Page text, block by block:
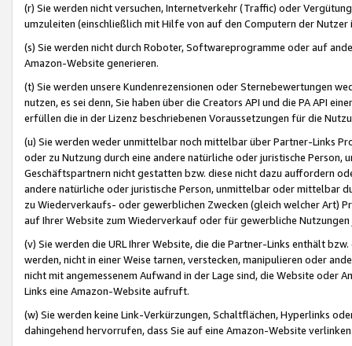
(r) Sie werden nicht versuchen, Internetverkehr (Traffic) oder
umzuleiten (einschließlich mit Hilfe von auf den Computern der
(s) Sie werden nicht durch Roboter, Softwareprogramme oder auf
Amazon-Website generieren.
(t) Sie werden unsere Kundenrezensionen oder Sternebewertungen
nutzen, es sei denn, Sie haben über die Creators API und die PA API
erfüllen die in der Lizenz beschriebenen Voraussetzungen für die
(u) Sie werden weder unmittelbar noch mittelbar über Partner-Links
oder zu Nutzung durch eine andere natürliche oder juristische
Geschäftspartnern nicht gestatten bzw. diese nicht dazu auffordern
andere natürliche oder juristische Person, unmittelbar oder mittelbar
zu Wiederverkaufs- oder gewerblichen Zwecken (gleich welcher Art)
auf Ihrer Website zum Wiederverkauf oder für gewerbliche
(v) Sie werden die URL Ihrer Website, die die Partner-Links enthält
werden, nicht in einer Weise tarnen, verstecken, manipulieren oder
nicht mit angemessenem Aufwand in der Lage sind, die Website oder
Links eine Amazon-Website aufruft.
(w) Sie werden keine Link-Verkürzungen, Schaltflächen, Hyperlinks
dahingehend hervorrufen, dass Sie auf eine Amazon-Website